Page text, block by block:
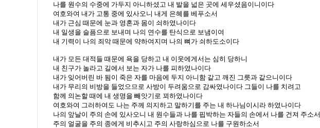
나를 원수의 수중에 가두지 아니하셨고 내 발을 넓은 곳에 세우셨음이니이다
여호와여 내가 고통 중에 있사오니 내게 은혜를 베푸소서
내가 근심 때문에 눈과 영혼과 몸이 쇠하였나이다
내 일생을 슬픔으로 보내며 나의 연수를 탄식으로 보냄이여
내 기력이 나의 죄악 때문에 약하여지며 나의 뼈가 쇠하도소이다
내가 모든 대적들 때문에 욕을 당하고 내 이웃에게서는 심히 당하니
내 친구가 놀라고 길에서 보는 자가 나를 피하였나이다
내가 잊어버린 바 됨이 죽은 자를 마음에 두지 아니함 같고 깨진 그릇과 같으니이다
내가 무리의 비방을 들었으므로 사방이 두려움으로 감싸였나이다 그들이 나를 치려고
함께 의논할 때에 내 생명을 빼앗기로 꾀하였나이다
여호와여 그러하여도 나는 주께 의지하고 말하기를 주는 내 하나님이시라 하였나이다
나의 앞날이 주의 손에 있사오니 내 원수들과 나를 핍박하는 자들의 손에서 나를 건져 주소서
주의 얼굴을 주의 종에게 비추시고 주의 사랑하심으로 나를 구원하소서